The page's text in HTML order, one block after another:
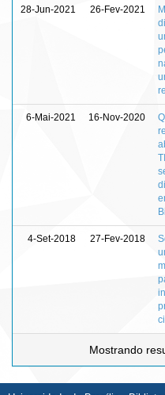
28-Jun-2021 26-Fev-2021
6-Mai-2021 16-Nov-2020
4-Set-2018 27-Fev-2018
Mostrando